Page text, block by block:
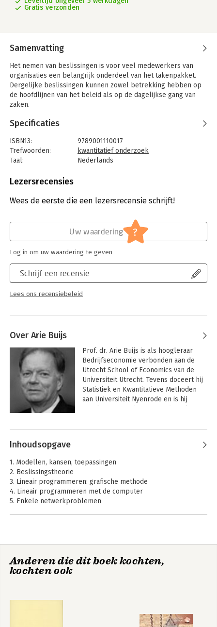
Gratis verzonden
Samenvatting
Het nemen van beslissingen is voor veel medewerkers van
organisaties een belangrijk onderdeel van het takenpakket.
Dergelijke beslissingen kunnen zowel betrekking hebben op
de hoofdlijnen van het beleid als op de dagelijkse gang van
zaken.
Kwantitatieve methoden kunnen bij het maken van keuzes en
het nemen van besluiten een belangrijk hulpmiddel vormen,
bijvoorbeeld omdat met behulp hiervan voor een probleem
soms een optimale oplossing kan worden berekend.
Bovendien wordt men door het gebruik van kwantitatieve
te ontrafelen, dat het op een logische manier in een
'Kwantitatieve toepassingen in de bedrijfskunde' biedt een
kunnen zijn bij beslissingsvraagstukken in organisaties. Het
boek is bestemd voor studenten in het wetenschappelijk
onderwijs en de bovenbouw van het hoger beroepsonderwijs,
met name voor studierichtingen als bedrijfskunde, Informatica
en Toegepaste wiskunde.
Bij die theorieboek is een opgavenboek beschikbaar, waarin
alle hoofdstukken oefenmateriaal is opgenomen.
Specificaties
ISBN13:
9789001110017
Trefwoorden:
kwantitatief onderzoek
Taal:
Nederlands
Aantal pagina's:
Druk:
4
Algemeen management
Lezersrecensies
Wees de eerste die een lezersrecensie schrijft!
Schrijf een recensie
Lees ons recensiebeleid
Uw waardering ?
Log in om uw waardering te geven
Over Arie Buijs
Prof. dr. Arie Buijs is als hoogleraar
Bedrijfseconomie verbonden aan de
Utrecht School of Economics van de
Universiteit Utrecht. Tevens doceert hij
Statistiek en Kwantitatieve Methoden
aan Universiteit Nyenrode en is hij
Zuid-Afrika. Zijn interesse gaat vooral
ondernemingsfinanciering en
beleggingsleer.
Andere boeken door Arie Buijs
stappen
stappen
Inhoudsopgave
1. Modellen, kansen, toepassingen
2. Beslissingstheorie
3. Lineair programmeren: grafische methode
4. Lineair programmeren met de computer
5. Enkele netwerkproblemen
11. Inkoopmanagement
12. Financiële toepassingen
Register
Anderen die dit boek kochten,
kochten ook